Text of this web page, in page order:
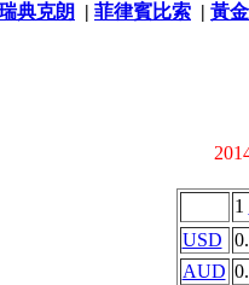
典克朗 | 菲律賓比索 | 黃
1
USD
AUD